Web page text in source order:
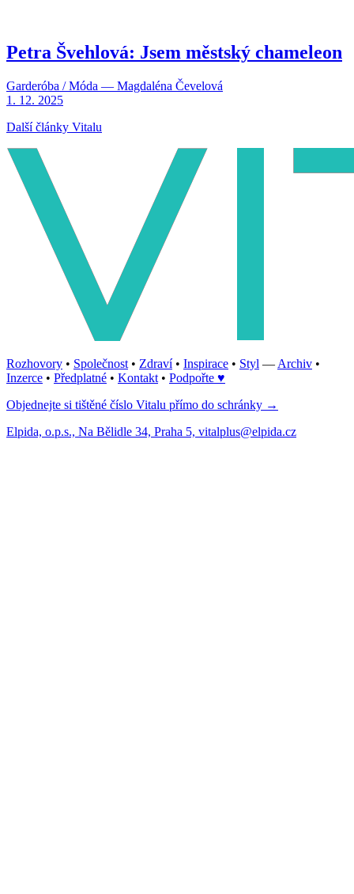
Petra Švehlová: Jsem městský chameleon
Garderóba / Móda — Magdaléna Čevelová
1. 12. 2025
Další články Vitalu
Rozhovory • Společnost • Zdraví• Inspirace • Styl — Archiv •
Inzerce • Předplatné • Kontakt • Podpořte ♥
Objednejte si tištěné číslo Vitalu přímo do schránky →
Elpida, o.p.s., Na Bělidle 34, Praha 5, vitalplus@elpida.cz